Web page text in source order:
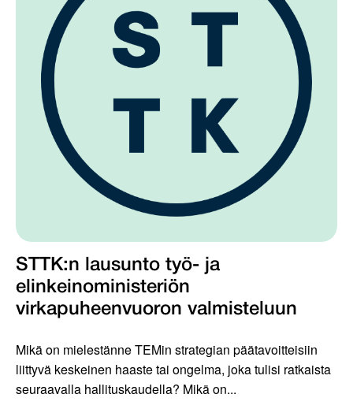
STTK:n lausunto työ- ja
elinkeinoministeriön
virkapuheenvuoron valmisteluun
Mikä on mielestänne TEMin strategian päätavoitteisiin
liittyvä keskeinen haaste tai ongelma, joka tulisi ratkaista
seuraavalla hallituskaudella? Mikä on...